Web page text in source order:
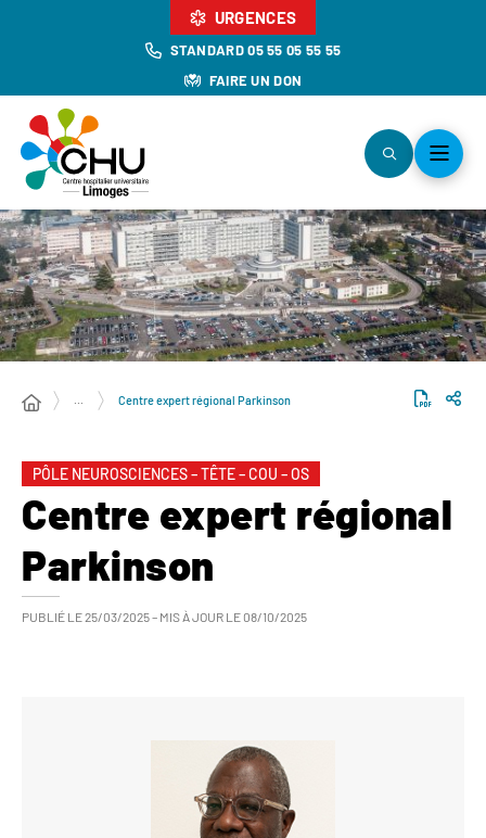
STANDARD 05 55 05 55 55
FAIRE UN DON
URGENCES
… Centre expert régional Parkinson
PÔLE NEUROSCIENCES – TÊTE – COU – OS
Centre expert régional
Parkinson
PUBLIÉ LE25/03/2025– MIS À JOUR LE 08/10/2025